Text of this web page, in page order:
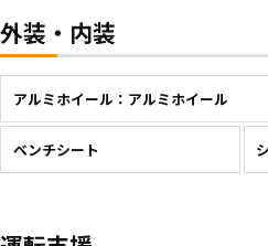
外装・内装
アルミホイール：アルミホイール
ベンチシート